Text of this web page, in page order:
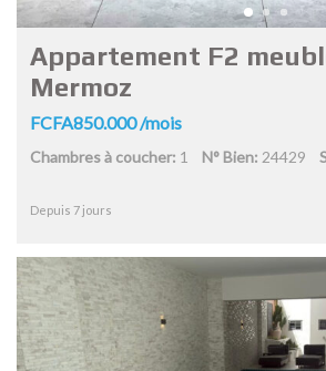
Appartement F2
Mermoz
FCFA850.000 /mois
Chambres à coucher: 1 N° Bien: 24429
Depuis 7 jours